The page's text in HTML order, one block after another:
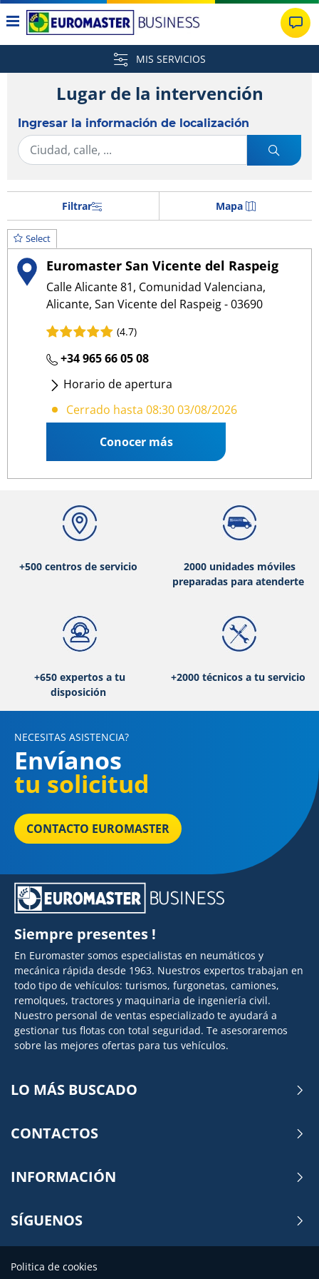
MIS SERVICIOS
Lugar de la intervención
Ingresar la información de localización
Filtrar Mapa
Select
Euromaster San Vicente del Raspeig
Calle Alicante 81, Comunidad Valenciana,
Alicante, San Vicente del Raspeig - 03690
(4.7)
+34 965 66 05 08
Horario de apertura
Lunes - Viernes: 08:30 13:30/16:00 19:00
Cerrado hasta 08:30 03/08/2026
Conocer más
+500 centros de servicio
2000 unidades móviles
preparadas para atenderte
+650 expertos a tu
disposición
+2000 técnicos a tu servicio
NECESITAS ASISTENCIA?
Envíanos
tu solicitud
CONTACTO EUROMASTER
Siempre presentes !
En Euromaster somos especialistas en neumáticos y
mecánica rápida desde 1963. Nuestros expertos trabajan en
todo tipo de vehículos: turismos, furgonetas, camiones,
remolques, tractores y maquinaria de ingeniería civil.
Nuestro personal de ventas especializado te ayudará a
gestionar tus flotas con total seguridad. Te asesoraremos
sobre las mejores ofertas para tus vehículos.
LO MÁS BUSCADO
CONTACTOS
INFORMACIÓN
SÍGUENOS
Politica de cookies